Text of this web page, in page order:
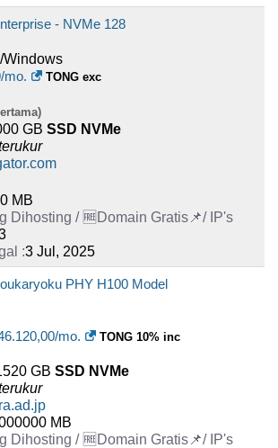
- NVMe 128
Windows
mo.
TONG exc
GB SSD NVMe
MB
3 Jul, 2025
PHY H100 Model
mo.
TONG 10% inc
GB SSD NVMe
MB